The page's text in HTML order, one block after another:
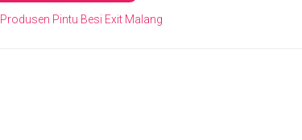
Produsen Pintu Besi Exit Malang